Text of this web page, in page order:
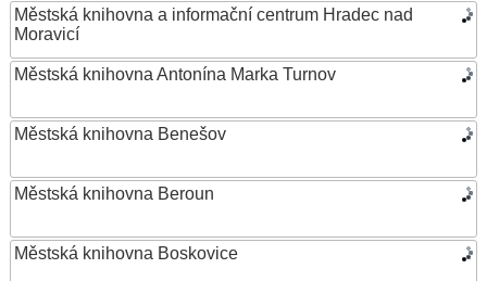
Městská knihovna a informační centrum Hradec nad
Moravicí
Městská knihovna Antonína Marka Turnov
Městská knihovna Benešov
Městská knihovna Beroun
Městská knihovna Boskovice